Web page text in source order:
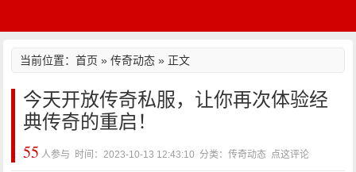
当前位置：首页 »传奇动态 » 正文
今天开放传奇私服，让你再次体验经
典传奇的重启！
55 人参与 时间：2023-10-13 12:43:10 分类：传奇动态 点这评论